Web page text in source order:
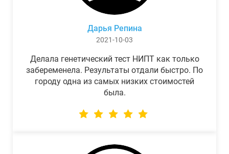
Дарья Репина
2021-10-03
Делала генетический тест НИПТ как только
забеременела. Результаты отдали быстро. По
городу одна из самых низких стоимостей
была.